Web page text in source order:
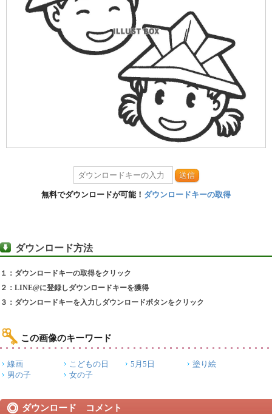
送信
無料でダウンロードが可能！ ダウンロードキーの取得
ダウンロード方法
１：ダウンロードキーの取得をクリック
２：LINE@に登録しダウンロードキーを獲得
３：ダウンロードキーを入力しダウンロードボタンをクリック
この画像のキーワード
線画 こどもの日 5月5日
塗り絵
男の子
女の子
ダウンロード コメント